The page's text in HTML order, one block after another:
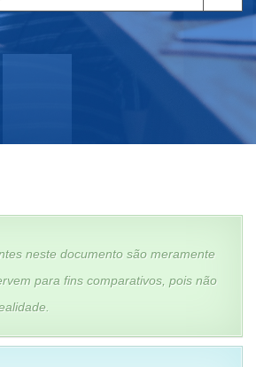
neste documento são meramente
para fins comparativos, pois não